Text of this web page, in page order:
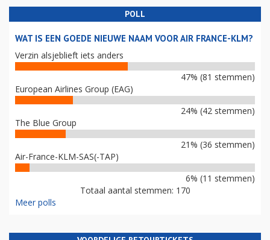
POLL
WAT IS EEN GOEDE NIEUWE NAAM VOOR AIR FRANCE-KLM?
Verzin alsjeblieft iets anders
47% (81 stemmen)
European Airlines Group (EAG)
24% (42 stemmen)
The Blue Group
21% (36 stemmen)
Air-France-KLM-SAS(-TAP)
6% (11 stemmen)
Totaal aantal stemmen: 170
Meer polls